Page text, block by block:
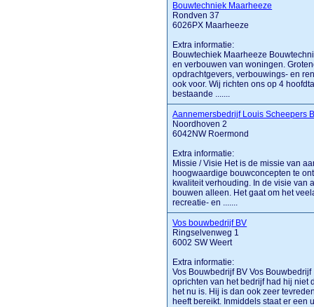
Bouwtechniek Maarheeze
Rondven 37
6026PX Maarheeze
Extra informatie:
Bouwtechiek Maarheeze
en verbouwen van woningen.
opdrachtgevers, verbouwings- en
ook voor. Wij richten ons op 4
bestaande .......
Aannemersbedrijf Louis Scheepers
Noordhoven 2
6042NW Roermond
Extra informatie:
Missie / Visie Het is de missie van
hoogwaardige bouwconcepten te
kwaliteit verhouding. In de visie van
bouwen alleen. Het gaat om het
recreatie- en .......
Vos bouwbedrijf BV
Ringselvenweg 1
6002 SW Weert
Extra informatie:
Vos Bouwbedrijf BV Vos
oprichten van het bedrijf had hij niet
het nu is. Hij is dan ook zeer
heeft bereikt. Inmiddels staat er een